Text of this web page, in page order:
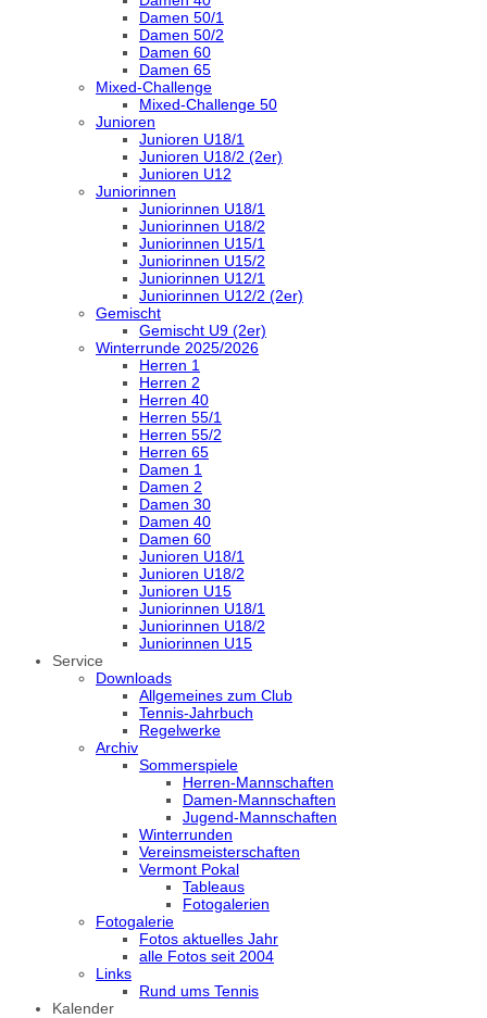
Damen 50/1
Damen 50/2
Damen 60
Damen 65
Mixed-Challenge
Mixed-Challenge 50
Junioren
Junioren U18/1
Junioren U18/2 (2er)
Junioren U12
Juniorinnen
Juniorinnen U18/1
Juniorinnen U18/2
Juniorinnen U15/1
Juniorinnen U15/2
Juniorinnen U12/1
Juniorinnen U12/2 (2er)
Gemischt
Gemischt U9 (2er)
Winterrunde 2025/2026
Herren 1
Herren 2
Herren 40
Herren 55/1
Herren 55/2
Herren 65
Damen 1
Damen 2
Damen 30
Damen 40
Damen 60
Junioren U18/1
Junioren U18/2
Junioren U15
Juniorinnen U18/1
Juniorinnen U18/2
Juniorinnen U15
Service
Downloads
Allgemeines zum Club
Tennis-Jahrbuch
Regelwerke
Archiv
Sommerspiele
Herren-Mannschaften
Damen-Mannschaften
Jugend-Mannschaften
Winterrunden
Vereinsmeisterschaften
Vermont Pokal
Tableaus
Fotogalerien
Fotogalerie
Fotos aktuelles Jahr
alle Fotos seit 2004
Links
Rund ums Tennis
Kalender